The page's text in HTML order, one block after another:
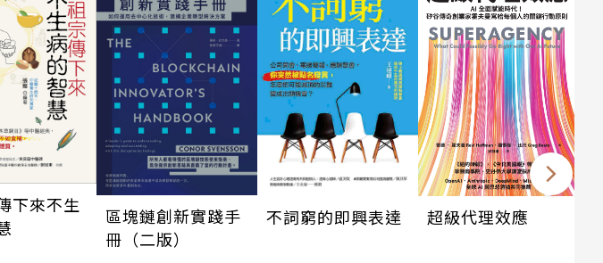
下來不生
區塊鏈創新實踐手
冊（二版）
不詞窮的即興表達 超級代理效應